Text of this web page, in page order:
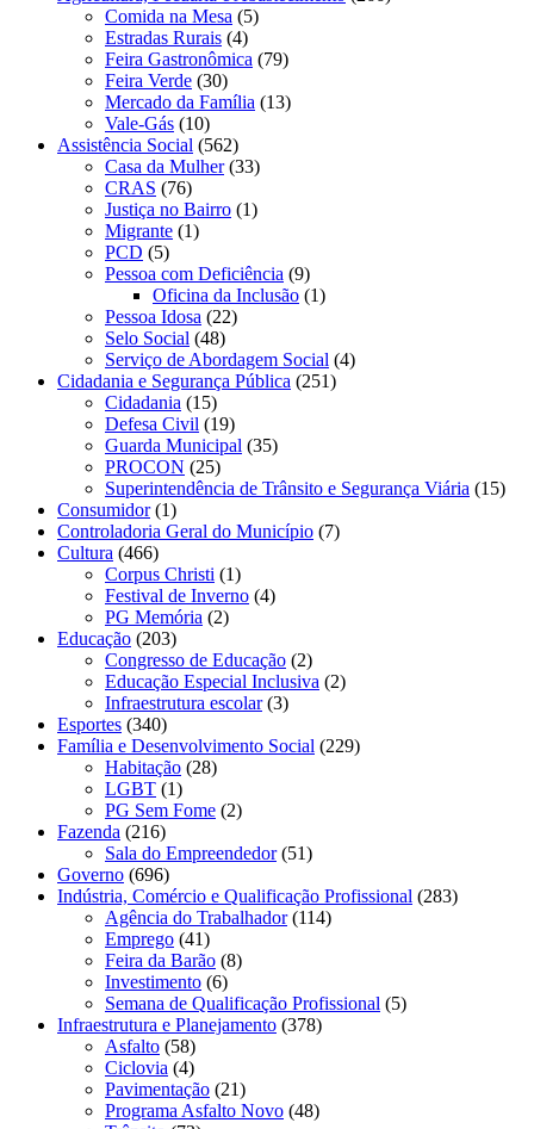
Comida na Mesa (5)
Estradas Rurais (4)
Feira Gastronômica (79)
Feira Verde (30)
Mercado da Família (13)
Vale-Gás (10)
Assistência Social (562)
Casa da Mulher(33)
CRAS (76)
Justiça no Bairro (1)
Migrante (1)
PCD (5)
Pessoa com Deficiência (9)
Oficina da Inclusão (1)
Pessoa Idosa (22)
Selo Social (48)
Serviço de Abordagem Social (4)
Cidadania e Segurança Pública (251)
Cidadania (15)
Defesa Civil (19)
Guarda Municipal (35)
PROCON (25)
Superintendência de Trânsito e Segurança Viária (15)
Consumidor(1)
Controladoria Geral do Município (7)
Cultura (466)
Corpus Christi (1)
Festival de Inverno (4)
PG Memória (2)
Educação (203)
Congresso de Educação (2)
Educação Especial Inclusiva (2)
Infraestrutura escolar(3)
Esportes (340)
Família e Desenvolvimento Social (229)
Habitação (28)
LGBT (1)
PG Sem Fome (2)
Fazenda (216)
Sala do Empreendedor(51)
Governo (696)
Indústria, Comércio e Qualificação Profissional (283)
Agência do Trabalhador(114)
Emprego (41)
Feira da Barão (8)
Investimento (6)
Semana de Qualificação Profissional (5)
Infraestrutura e Planejamento (378)
Asfalto (58)
Ciclovia (4)
Pavimentação (21)
Programa Asfalto Novo (48)